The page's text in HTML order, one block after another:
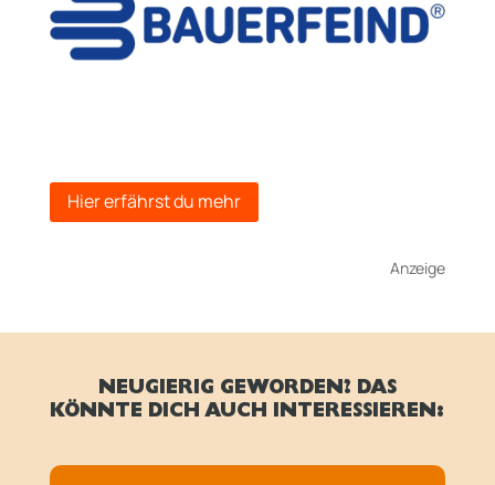
Hier erfährst du mehr
Anzeige
NEUGIERIG GEWORDEN? DAS
KÖNNTE DICH AUCH INTERESSIEREN: